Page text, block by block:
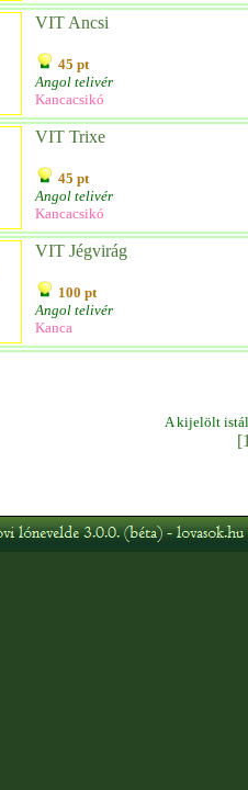
VIT Ancsi
45 pt
Angol telivér
Kancacsikó
VIT Trixe
45 pt
Angol telivér
Kancacsikó
VIT Jégvirág
100 pt
Angol telivér
Kanca
A kijelölt